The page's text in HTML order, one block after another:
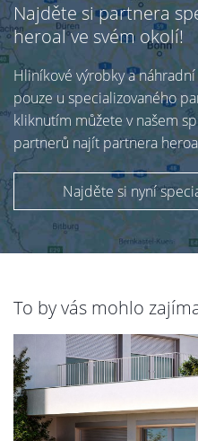
Najděte si partnera
heroal ve svém okolí!
Hliníkové výrobky a
pouze u specializovaného
kliknutím můžete v našem
partnerů najít partnera
Najděte si nyní
To by vás mohlo